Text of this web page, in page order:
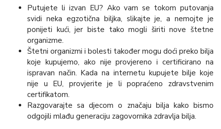
Putujete li izvan EU? Ako vam se tokom putovanja
svidi neka egzotična biljka, slikajte je, a nemojte je
ponijeti kući, jer biste tako mogli širiti nove štetne
organizme.
Štetni organizmi i bolesti također mogu doći preko bilja
koje kupujemo, ako nije provjereno i certificirano na
ispravan način. Kada na internetu kupujete bilje koje
nije u EU, provjerite je li popraćeno zdravstvenim
certifikatom.
Razgovarajte sa djecom o značaju bilja kako bismo
odgojili mlađu generaciju zagovornika zdravlja bilja.